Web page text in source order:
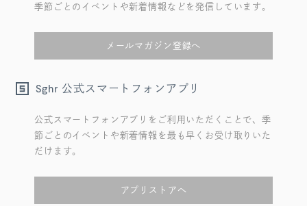
季節ごとのイベントや新着情報などを発信しています。
メールマガジン登録へ
Sghr 公式スマートフォンアプリ
公式スマートフォンアプリをご利用いただくことで、季
節ごとのイベントや新着情報を最も早くお受け取りいた
だけます。
アプリストアへ